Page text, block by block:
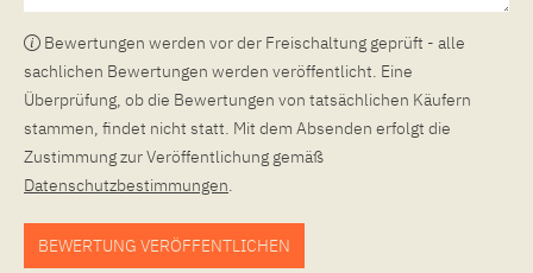
Bewertungen werden vor der Freischaltung geprüft - alle
sachlichen Bewertungen werden veröffentlicht. Eine
Überprüfung, ob die Bewertungen von tatsächlichen Käufern
stammen, findet nicht statt. Mit dem Absenden erfolgt die
Zustimmung zur Veröffentlichung gemäß
Datenschutzbestimmungen.
BEWERTUNG VERÖFFENTLICHEN